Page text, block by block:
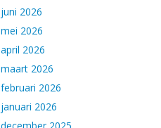
juni 2026
mei 2026
april 2026
maart 2026
februari 2026
januari 2026